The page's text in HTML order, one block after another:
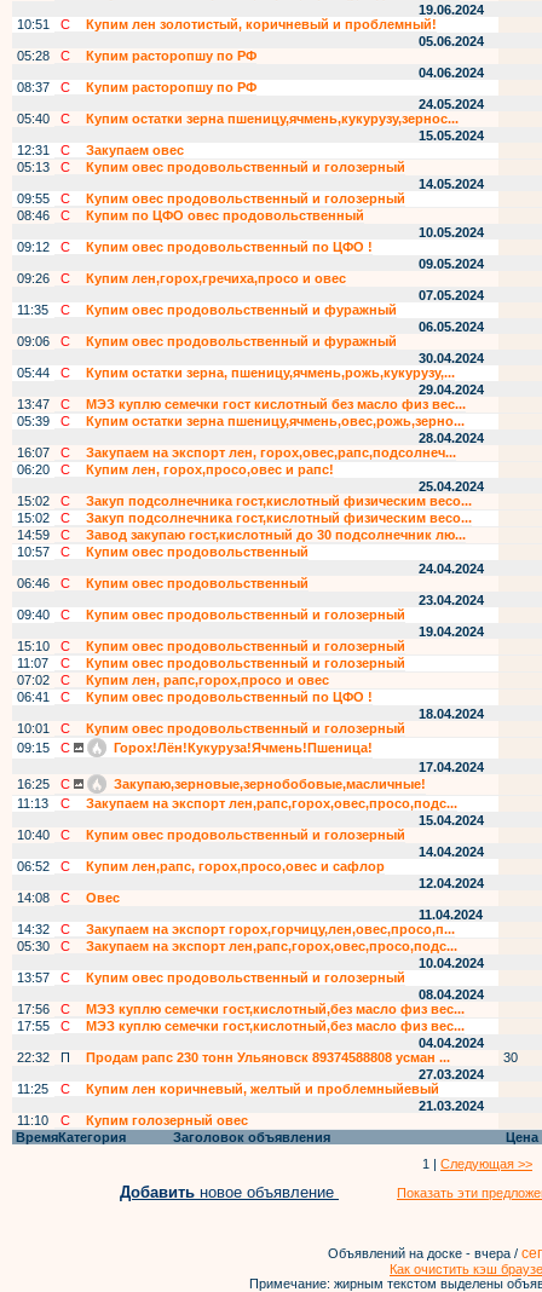
19.06.2024
10:51
С
Купим лен золотистый, коричневый и проблемный!
05.06.2024
05:28
С
Купим расторопшу по РФ
04.06.2024
08:37
С
Купим расторопшу по РФ
24.05.2024
05:40
С
Купим остатки зерна пшеницу,ячмень,кукурузу,зернос...
15.05.2024
12:31
С
Закупаем овес
05:13
С
Купим овес продовольственный и голозерный
14.05.2024
09:55
С
Купим овес продовольственный и голозерный
08:46
С
Купим по ЦФО овес продовольственный
10.05.2024
09:12
С
Купим овес продовольственный по ЦФО !
09.05.2024
09:26
С
Купим лен,горох,гречиха,просо и овес
07.05.2024
11:35
С
Купим овес продовольственный и фуражный
06.05.2024
09:06
С
Купим овес продовольственный и фуражный
30.04.2024
05:44
С
Купим остатки зерна, пшеницу,ячмень,рожь,кукурузу,...
29.04.2024
13:47
С
МЭЗ куплю семечки гост кислотный без масло физ вес...
05:39
С
Купим остатки зерна пшеницу,ячмень,овес,рожь,зерно...
28.04.2024
16:07
С
Закупаем на экспорт лен, горох,овес,рапс,подсолнеч...
06:20
С
Купим лен, горох,просо,овес и рапс!
25.04.2024
15:02
С
Закуп подсолнечника гост,кислотный физическим весо...
15:02
С
Закуп подсолнечника гост,кислотный физическим весо...
14:59
С
Завод закупаю гост,кислотный до 30 подсолнечник лю...
10:57
С
Купим овес продовольственный
24.04.2024
06:46
С
Купим овес продовольственный
23.04.2024
09:40
С
Купим овес продовольственный и голозерный
19.04.2024
15:10
С
Купим овес продовольственный и голозерный
11:07
С
Купим овес продовольственный и голозерный
07:02
С
Купим лен, рапс,горох,просо и овес
06:41
С
Купим овес продовольственный по ЦФО !
18.04.2024
10:01
С
Купим овес продовольственный и голозерный
09:15
С
Горох!Лён!Кукуруза!Ячмень!Пшеница!
17.04.2024
16:25
С
Закупаю,зерновые,зернобобовые,масличные!
11:13
С
Закупаем на экспорт лен,рапс,горох,овес,просо,подс...
15.04.2024
10:40
С
Купим овес продовольственный и голозерный
14.04.2024
06:52
С
Купим лен,рапс, горох,просо,овес и сафлор
12.04.2024
14:08
С
Овес
11.04.2024
14:32
С
Закупаем на экспорт горох,горчицу,лен,овес,просо,п...
05:30
С
Закупаем на экспорт лен,рапс,горох,овес,просо,подс...
10.04.2024
13:57
С
Купим овес продовольственный и голозерный
08.04.2024
17:56
С
МЭЗ куплю семечки гост,кислотный,без масло физ вес...
17:55
С
МЭЗ куплю семечки гост,кислотный,без масло физ вес...
04.04.2024
22:32
П Продам рапс 230 тонн Ульяновск 89374588808 усман ...
30
27.03.2024
11:25
С
Купим лен коричневый, желтый и проблемныйевый
21.03.2024
11:10
С
Купим голозерный овес
ВремяКатегория Заголовок объявления
Цена
1 | Следующая >>
Добавить новое объявление Показать эти
Объявлений на доске - вчера /
Как очистить кэш
Примечание: жирным текстом выделены